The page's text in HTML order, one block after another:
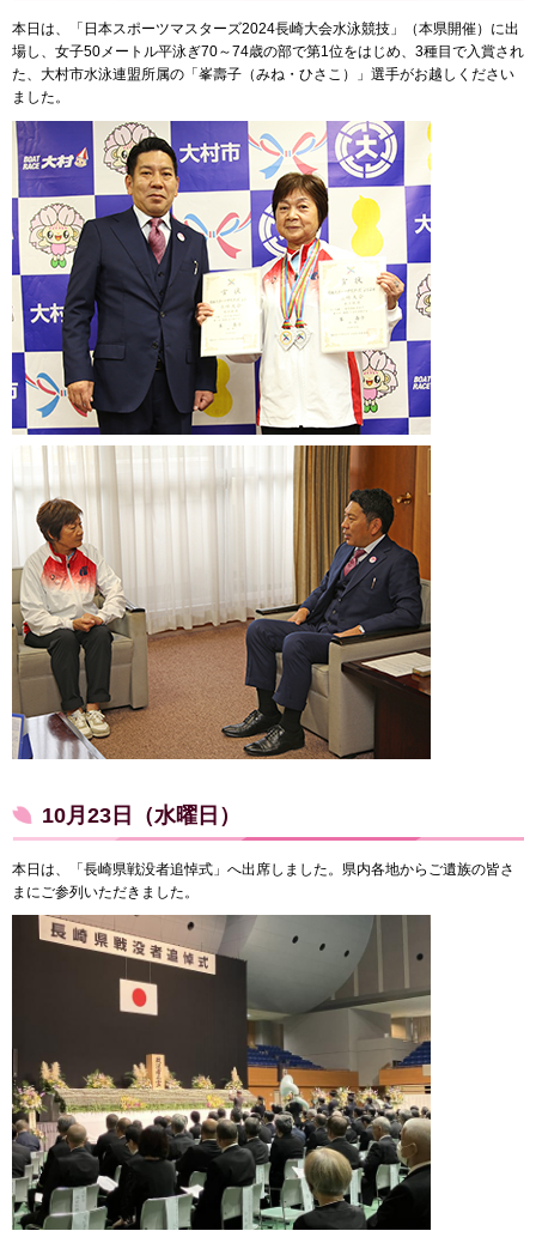
本日は、「日本スポーツマスターズ2024長崎大会水泳競技」（本県開催）に出
場し、女子50メートル平泳ぎ70～74歳の部で第1位をはじめ、3種目で入賞され
た、大村市水泳連盟所属の「峯壽子（みね・ひさこ）」選手がお越しください
ました。
10月23日（水曜日）
本日は、「長崎県戦没者追悼式」へ出席しました。県内各地からご遺族の皆さ
まにご参列いただきました。